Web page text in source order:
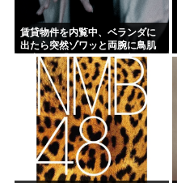
賃貸物件を内覧中、ベランダに
出たら突然ゾワッと両腕に鳥肌
が出た。「やっぱりこの部屋嫌
だ」と思った瞬間、体が前にド
ンッと突き飛ばされて…